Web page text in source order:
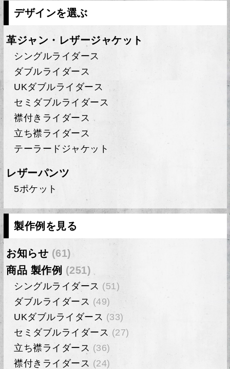
デザインを選ぶ
革ジャン・レザージャケット
シングルライダース
ダブルライダース
UKダブルライダース
セミダブルライダース
襟付きライダース
立ち襟ライダース
テーラードジャケット
レザーパンツ
5ポケット
製作例を見る
お知らせ (61)
商品 製作例 (251)
シングルライダース (51)
ダブルライダース (49)
UKダブルライダース (33)
セミダブルライダース (27)
立ち襟ライダース (36)
襟付きライダース (24)